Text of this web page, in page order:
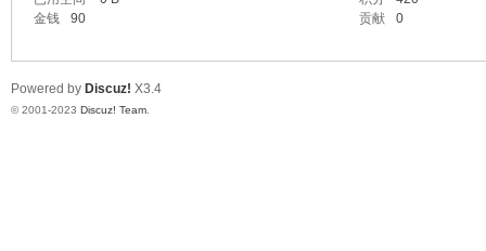
金钱
90 贡献 0
Powered by Discuz! X3.4
© 2001-2023 Discuz! Team